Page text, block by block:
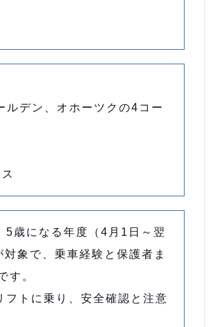
ルデン、オホーツクの4コー
5歳になる年度（4月1日～翌
象で、乗車経験と保護者ま
す。
トに乗り、安全確認と注意